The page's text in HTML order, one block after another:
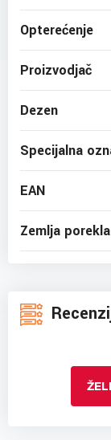
Opterećenje
Proizvodjač
Dezen
Specijalna
EAN
Zemlja